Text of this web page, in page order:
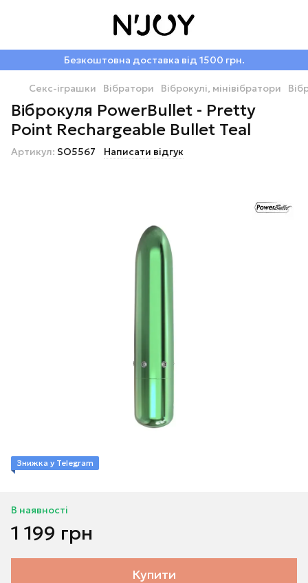
Безкоштовна доставка від 1500 грн.
Секс-іграшки Вібратори Віброкулі, мінівібратори
Віброкуля PowerBullet - Pretty
Point Rechargeable Bullet Teal
Артикул: SO5567 Написати відгук
Знижка у Telegram
В наявності
1 199 грн
Купити